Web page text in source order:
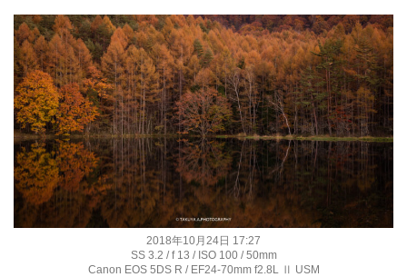
2018年10月24日 17:27
SS 3.2 / f 13 / ISO 100 / 50mm
Canon EOS 5DS R / EF24-70mm f2.8L Ⅱ USM